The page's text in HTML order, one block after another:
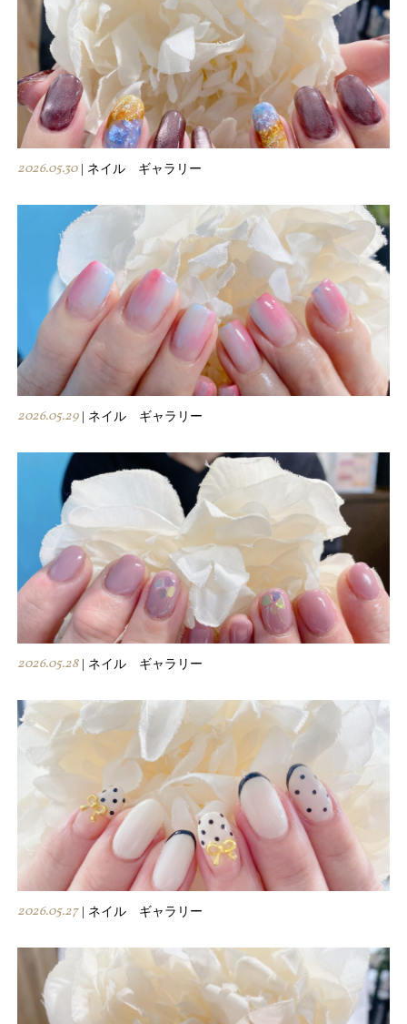
2026.05.30| ネイル ギャラリー
2026.05.29| ネイル ギャラリー
2026.05.28| ネイル ギャラリー
2026.05.27| ネイル ギャラリー